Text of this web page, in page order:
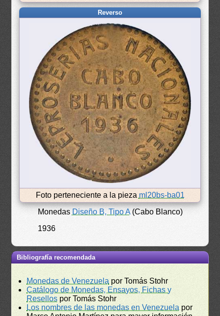
Reverso
Foto perteneciente a la pieza ml20bs-ba01
Monedas Diseño B, Tipo A(Cabo Blanco)
1936
Bibliografía recomendada
Monedas de Venezuela por Tomás Stohr
Catálogo de Monedas, Ensayos, Fichas y
Resellos por Tomás Stohr
Los nombres de las monedas en Venezuela por